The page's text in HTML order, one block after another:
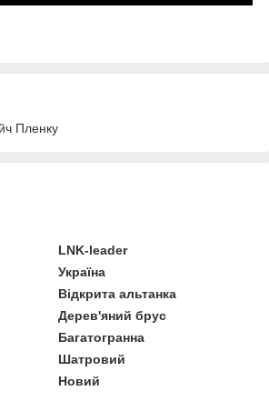
Пленку
LNK-leader
Україна
Відкрита альтанка
Дерев'яний брус
Багатогранна
Шатровий
Новий